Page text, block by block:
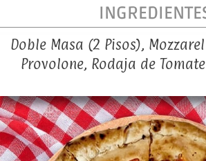
Doble Masa (2 Pisos),
Provolone, Rodaja de